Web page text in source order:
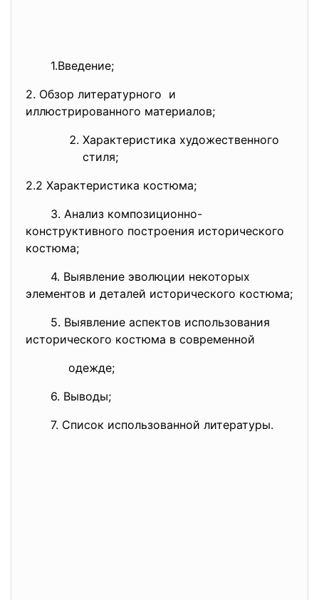
1.Введение;
2. Обзор литературного и
иллюстрированного материалов;
Характеристика художественного
стиля;
2.2 Характеристика костюма;
3. Анализ композиционно-
конструктивного построения исторического
костюма;
4. Выявление эволюции некоторых
элементов и деталей исторического костюма;
5. Выявление аспектов использования
исторического костюма в современной
одежде;
6. Выводы;
7. Список использованной литературы.